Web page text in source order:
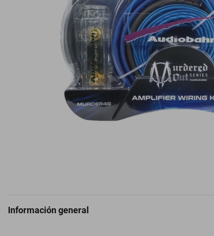
Información general